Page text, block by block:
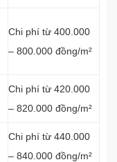
Chi phí từ 400.000
– 800.000 đồng/m²
Chi phí từ 420.000
– 820.000 đồng/m²
Chi phí từ 440.000
– 840.000 đồng/m²